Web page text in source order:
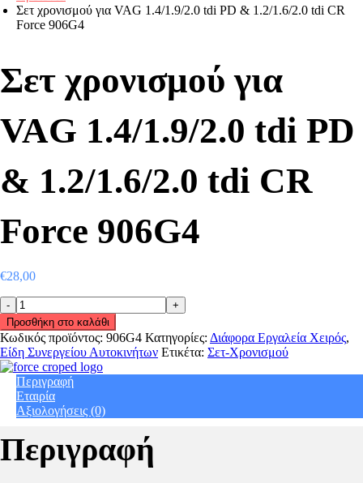
Σετ χρονισμού για VAG 1.4/1.9/2.0 tdi PD & 1.2/1.6/2.0 tdi CR
Force 906G4
Σετ χρονισμού για
VAG 1.4/1.9/2.0 tdi PD
& 1.2/1.6/2.0 tdi CR
Force 906G4
€28,00
Σετ
χρονισμού
για
VAG
1.4/1.9/2.0
tdi
1.2/1.6/2.0
Force
Προσθήκη στο καλάθι
Κωδικός προϊόντος: 906G4 Κατηγορίες: Διάφορα Εργαλεία Χειρός,
Είδη Συνεργείου Αυτοκινήτων Ετικέτα: Σετ-Χρονισμού
Περιγραφή
Εταιρία
Αξιολογήσεις (0)
Περιγραφή